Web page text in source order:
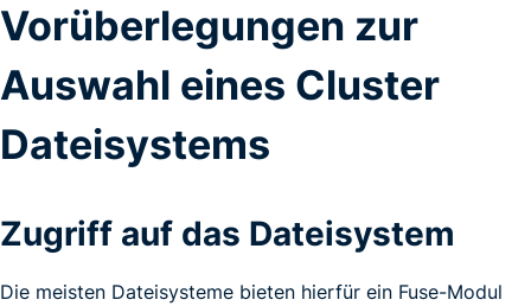
Vorüberlegungen zur
Auswahl eines Cluster
Dateisystems
Zugriff auf das Dateisystem
Die meisten Dateisysteme bieten hierfür ein Fuse-Modul